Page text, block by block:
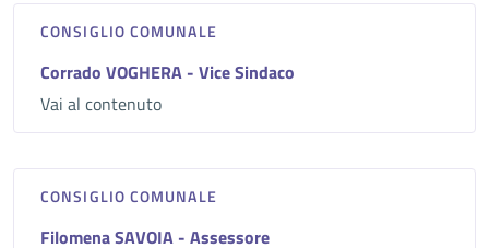
CONSIGLIO COMUNALE
Corrado VOGHERA - Vice Sindaco
Vai al contenuto
CONSIGLIO COMUNALE
Filomena SAVOIA - Assessore